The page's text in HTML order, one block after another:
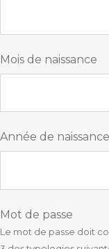
Mois de naissance
Année de naissance
Mot de passe
Le mot de passe doit